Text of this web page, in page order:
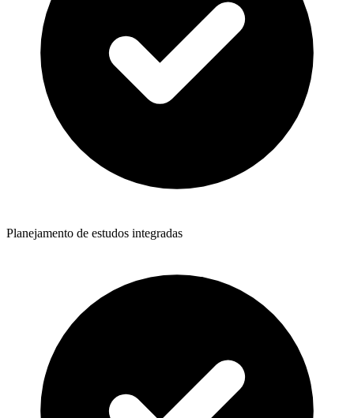
Planejamento de estudos integradas